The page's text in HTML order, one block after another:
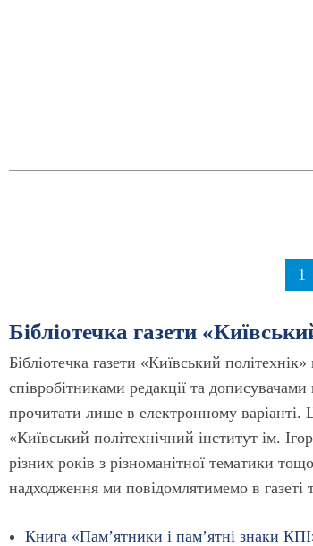
1
Бібліотечка газети
Бібліотечка газети «Київський
співробітниками редакції та
прочитати лише в електронному варіанті.
«Київський політехнічний інститут ім.
різних років з різноманітної тематики
надходження ми повідомлятимемо в газеті
Книга «Пам’ятники і пам’ятні знаки